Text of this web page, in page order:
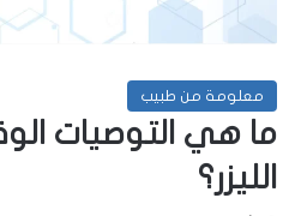
معلومة من طبيب
ما هي التوصيات
الليزر؟